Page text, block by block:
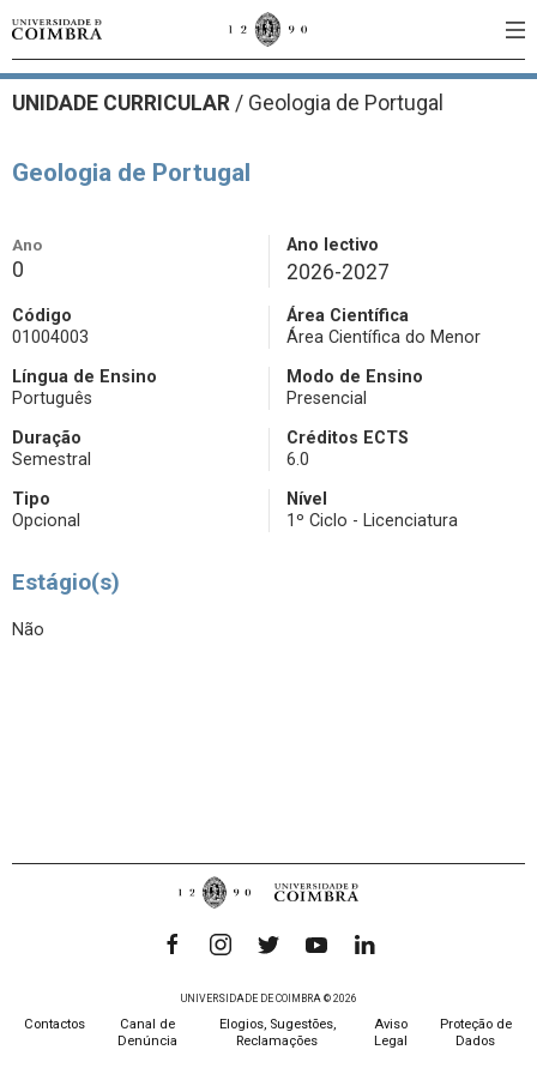
UNIDADE CURRICULAR / Geologia de Portugal
Geologia de Portugal
Ano
0
Ano lectivo
2026-2027
Código
01004003
Área Científica
Área Científica do Menor
Língua de Ensino
Português
Modo de Ensino
Presencial
Duração
Semestral
Créditos ECTS
6.0
Tipo
Opcional
Nível
1º Ciclo - Licenciatura
Estágio(s)
Não
UNIVERSIDADE DE COIMBRA © 2026
Contactos
Canal de
Denúncia
Elogios, Sugestões,
Reclamações
Aviso
Legal
Proteção de
Dados